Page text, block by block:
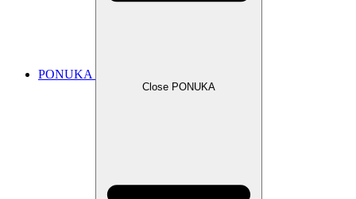
PONUKA
Close PONUKA